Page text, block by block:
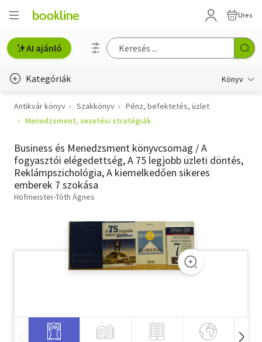
Üres
AI ajánló
Kategóriák Könyv
Életmód, egészség
Gyermek- és ifjúsági
Hobbi, szabadidő
Társadalomtudomány
Antikvár könyv Szakkönyv
Pénz, befektetés, üzlet
Menedzsment, vezetési stratégiák
Business és Menedzsment könyvcsomag / A
fogyasztói elégedettség, A 75 legjobb üzleti döntés,
Reklámpszichológia, A kiemelkedően sikeres
emberek 7 szokása
Hofmeister-Tóth Ágnes